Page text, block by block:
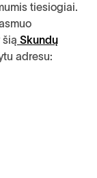
tiesiogiai.
šią Skundų
adresu: